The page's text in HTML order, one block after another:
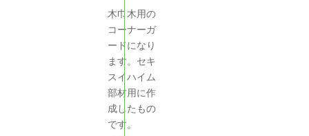
木巾木用の
コーナーガ
ードになり
ます。セキ
スイハイム
部材用に作
成したもの
です。